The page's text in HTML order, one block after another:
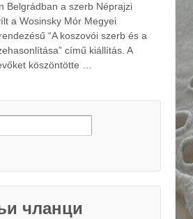
Belgrádban a szerb Néprajzi
a Wosinsky Mór Megyei
“A koszovói szerb és a
című kiállítás. A
köszöntötte …
чланци